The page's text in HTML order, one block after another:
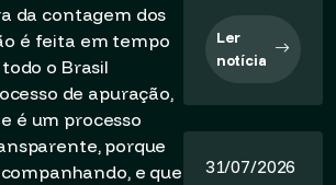
da contagem dos
é feita em tempo
o Brasil
de apuração,
é um processo
porque
e que
Ler
notícia
31/07/2026